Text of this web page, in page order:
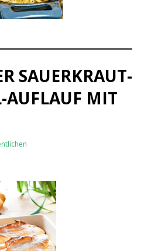
SAUERKRAUT-
AUFLAUF MIT